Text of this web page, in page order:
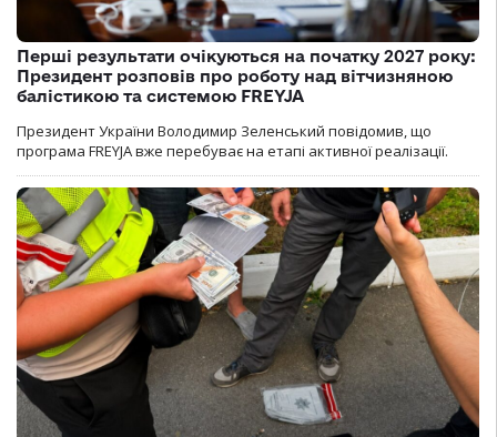
Перші результати очікуються на початку 2027 року:
Президент розповів про роботу над вітчизняною
балістикою та системою FREYJA
Президент України Володимир Зеленський повідомив, що
програма FREYJA вже перебуває на етапі активної реалізації.